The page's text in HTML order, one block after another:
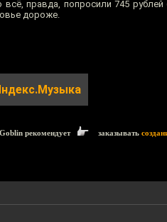
правда, попросили 745 рублей
дороже.
Goblin рекомендует заказывать